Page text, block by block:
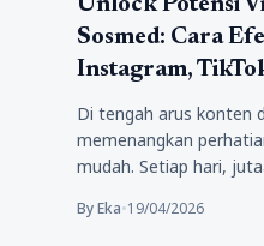
Unlock Potensi
Sosmed: Cara
Instagram,
Di tengah arus konten
memenangkan
mudah. Setiap hari,
By Eka•19/04/2026